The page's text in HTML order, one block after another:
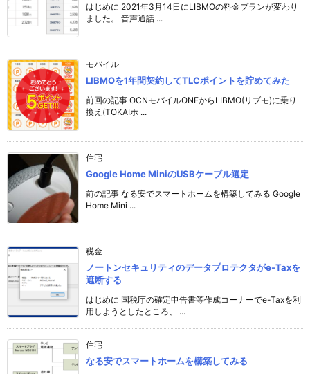
はじめに 2021年3月14日にLIBMOの料金プランが変わり
ました。 音声通話 ...
モバイル
LIBMOを1年間契約してTLCポイントを貯めてみた
前回の記事 OCNモバイルONEからLIBMO(リブモ)に乗り
換え(TOKAIホ ...
住宅
Google Home MiniのUSBケーブル選定
前の記事 なる安でスマートホームを構築してみる Google
Home Mini ...
税金
ノートンセキュリティのデータプロテクタがe-Taxを
遮断する
はじめに 国税庁の確定申告書等作成コーナーでe-Taxを利
用しようとしたところ、 ...
住宅
なる安でスマートホームを構築してみる